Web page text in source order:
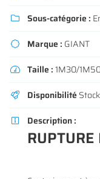
 Adresse email de
Recopier le code
Rafraîchir le captcha
 Sous-catégorie :
 Marque : GIANT
 Taille :1M30/
 Disponibilité
 Description :
RUPTURE